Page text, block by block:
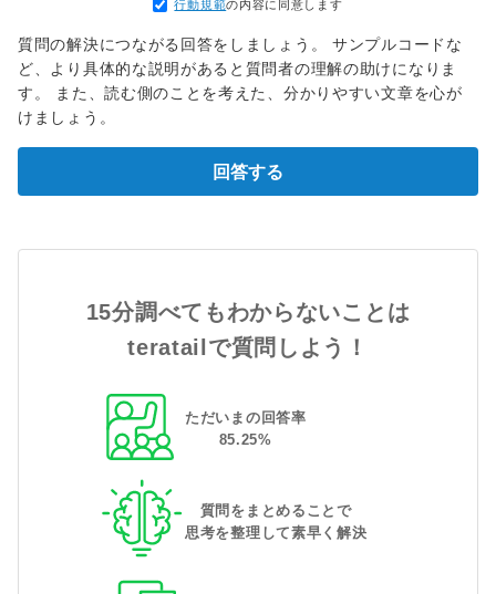
行動規範の内容に同意します
質問の解決につながる回答をしましょう。 サンプルコードな
ど、より具体的な説明があると質問者の理解の助けになりま
す。 また、読む側のことを考えた、分かりやすい文章を心が
けましょう。
回答する
15分調べてもわからないことは
teratailで質問しよう！
ただいまの回答率
85.25%
質問をまとめることで
思考を整理して素早く解決